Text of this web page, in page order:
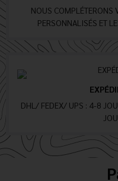
NOUS COMPLÉTERONS
PERSONNALISÉS ET
DHL/ FEDEX/ UPS : 4-8